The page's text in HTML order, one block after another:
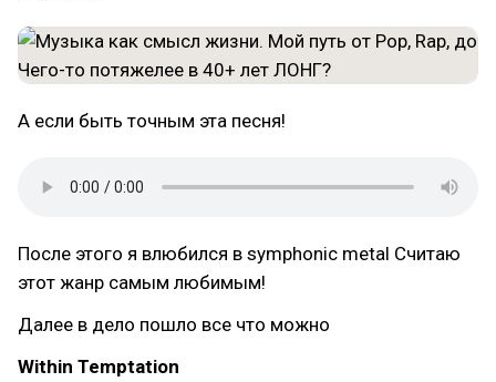
А если быть точным эта песня!
После этого я влюбился в symphonic metal Считаю
этот жанр самым любимым!
Далее в дело пошло все что можно
Within Temptation